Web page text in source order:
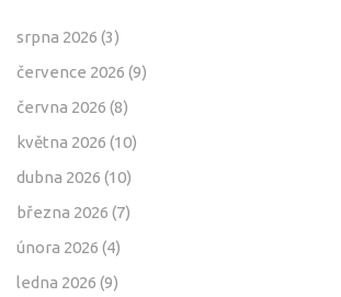
srpna 2026 (3)
července 2026 (9)
června 2026 (8)
května 2026 (10)
dubna 2026 (10)
března 2026 (7)
února 2026 (4)
ledna 2026 (9)